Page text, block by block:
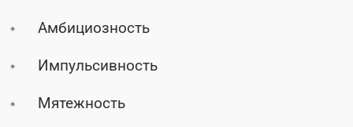
Амбициозность
Импульсивность
Мятежность